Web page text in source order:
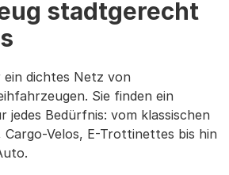
stadtgerecht
dichtes Netz von
Sie finden ein
jedes Bedürfnis: vom klassischen
Cargo-Velos, E-Trottinettes bis hin